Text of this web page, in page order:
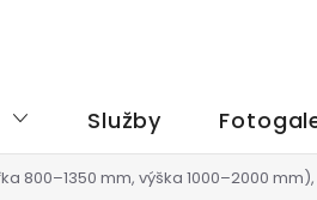
Služby
800–1350 mm, výška 1000–2000